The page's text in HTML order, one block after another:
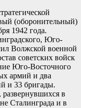
(оборонительный)
1942 года.
Юго-
Волжской военной
советских войск
Юго-Восточного
армий и два
и 33 бригады.
в
Сталинграда и в